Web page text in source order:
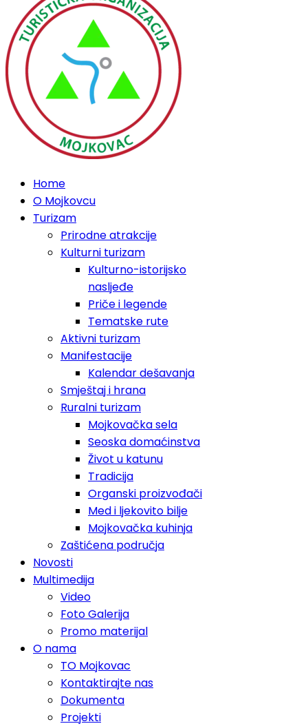
Home
O Mojkovcu
Turizam
Prirodne atrakcije
Kulturni turizam
Kulturno-istorijsko
nasljeđe
Priče i legende
Tematske rute
Aktivni turizam
Manifestacije
Kalendar dešavanja
Smještaj i hrana
Ruralni turizam
Mojkovačka sela
Seoska domaćinstva
Život u katunu
Tradicija
Organski proizvođači
Med i ljekovito bilje
Mojkovačka kuhinja
Zaštićena područja
Novosti
Multimedija
Video
Foto Galerija
Promo materijal
O nama
TO Mojkovac
Kontaktirajte nas
Dokumenta
Projekti